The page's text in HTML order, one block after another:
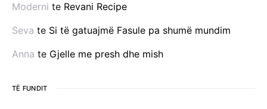
Moderni te Revani Recipe
Seva te Si të gatuajmë Fasule pa shumë mundim
Anna te Gjelle me presh dhe mish
TË FUNDIT